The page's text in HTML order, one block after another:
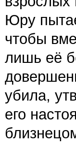
Юру
чтобы
лишь её
убила,
его